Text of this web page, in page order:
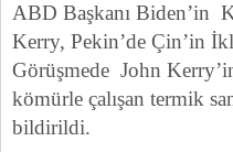
ABD Başkanı Biden’in
Kerry, Pekin’de Çin’in
Görüşmede John
kömürle çalışan termik
bildirildi.